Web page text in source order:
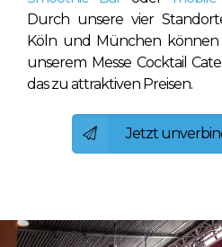
Durch unsere vier
Köln und München
unserem Messe Cocktail
das zu attraktiven Preisen.
Jetzt